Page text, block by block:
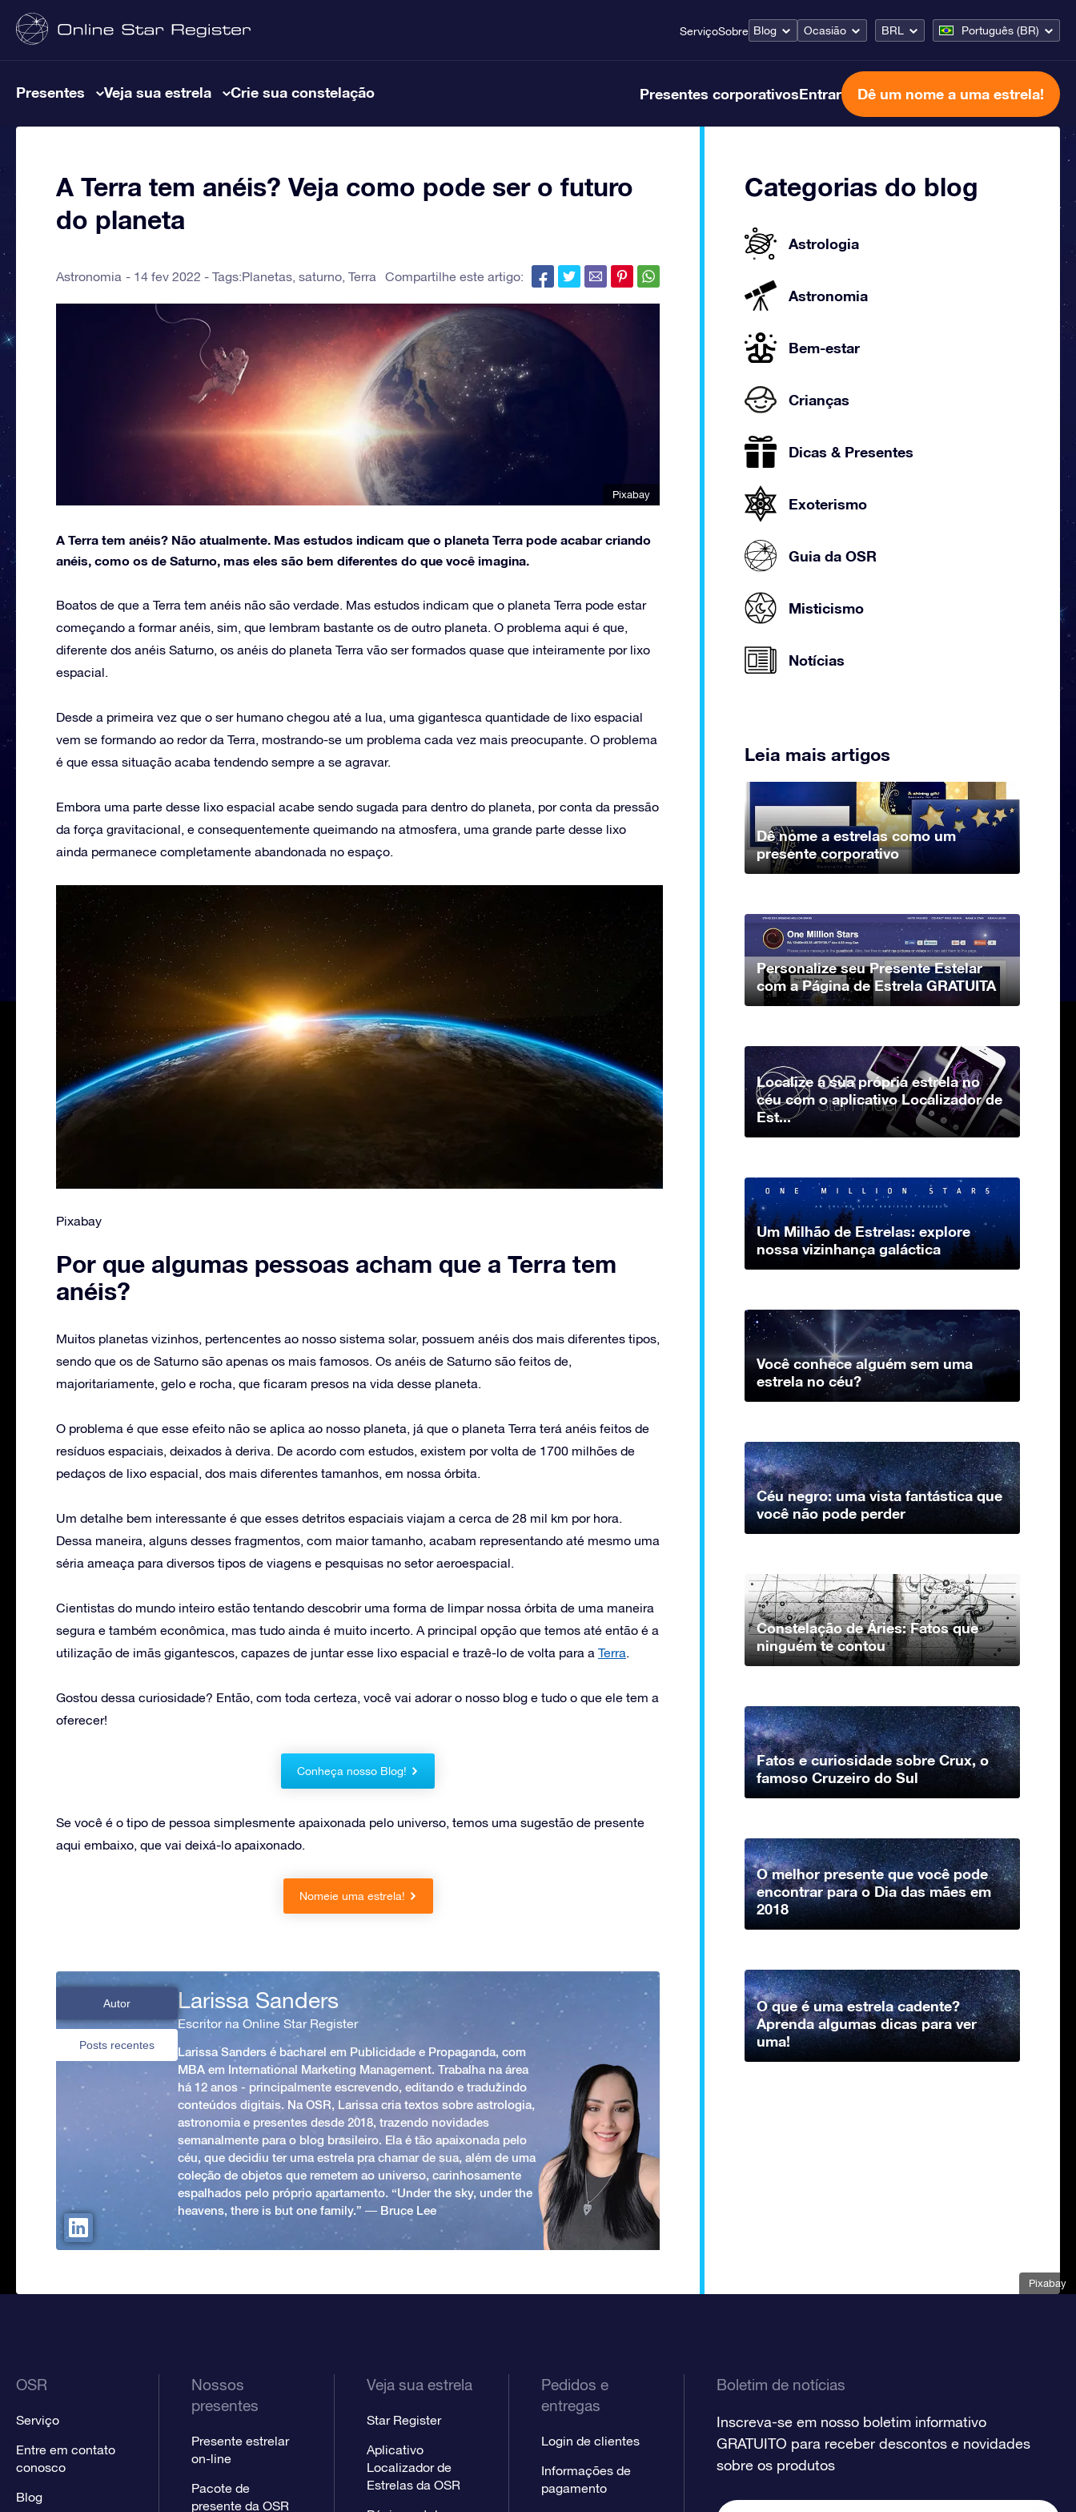
ServiçoSobre Blog Ocasião BRL Português (BR)
Presentes Veja sua estrela Crie sua constelação Presentes corporativosEntrar Dê um nome a uma estrela!
A Terra tem anéis? Veja como pode ser o futuro
do planeta
Astronomia 14 fev 2022 - Tags:Planetas, saturno, Terra Compartilhe este artigo:
Pixabay
A Terra tem anéis? Não atualmente. Mas estudos indicam que o planeta Terra pode acabar criando
anéis, como os de Saturno, mas eles são bem diferentes do que você imagina.
Boatos de que a Terra tem anéis não são verdade. Mas estudos indicam que o planeta Terra pode estar
começando a formar anéis, sim, que lembram bastante os de outro planeta. O problema aqui é que,
diferente dos anéis Saturno, os anéis do planeta Terra vão ser formados quase que inteiramente por lixo
espacial.
Desde a primeira vez que o ser humano chegou até a lua, uma gigantesca quantidade de lixo espacial
vem se formando ao redor da Terra, mostrando-se um problema cada vez mais preocupante. O problema
é que essa situação acaba tendendo sempre a se agravar.
Embora uma parte desse lixo espacial acabe sendo sugada para dentro do planeta, por conta da pressão
da força gravitacional, e consequentemente queimando na atmosfera, uma grande parte desse lixo
ainda permanece completamente abandonada no espaço.
Pixabay
Pixabay
Por que algumas pessoas acham que a Terra tem
anéis?
Muitos planetas vizinhos, pertencentes ao nosso sistema solar, possuem anéis dos mais diferentes tipos,
sendo que os de Saturno são apenas os mais famosos. Os anéis de Saturno são feitos de,
majoritariamente, gelo e rocha, que ficaram presos na vida desse planeta.
O problema é que esse efeito não se aplica ao nosso planeta, já que o planeta Terra terá anéis feitos de
resíduos espaciais, deixados à deriva. De acordo com estudos, existem por volta de 1700 milhões de
pedaços de lixo espacial, dos mais diferentes tamanhos, em nossa órbita.
Um detalhe bem interessante é que esses detritos espaciais viajam a cerca de 28 mil km por hora.
Dessa maneira, alguns desses fragmentos, com maior tamanho, acabam representando até mesmo uma
séria ameaça para diversos tipos de viagens e pesquisas no setor aeroespacial.
Cientistas do mundo inteiro estão tentando descobrir uma forma de limpar nossa órbita de uma maneira
segura e também econômica, mas tudo ainda é muito incerto. A principal opção que temos até então é a
utilização de imãs gigantescos, capazes de juntar esse lixo espacial e trazê-lo de volta para a Terra.
Gostou dessa curiosidade? Então, com toda certeza, você vai adorar o nosso blog e tudo o que ele tem a
oferecer!
Conheça nosso Blog!
Se você é o tipo de pessoa simplesmente apaixonada pelo universo, temos uma sugestão de presente
aqui embaixo, que vai deixá-lo apaixonado.
Nomeie uma estrela!
Autor
Posts recentes
Larissa Sanders
Escritor na Online Star Register
Larissa Sanders é bacharel em Publicidade e Propaganda, com
MBA em International Marketing Management. Trabalha na área
há 12 anos - principalmente escrevendo, editando e traduzindo
conteúdos digitais. Na OSR, Larissa cria textos sobre astrologia,
astronomia e presentes desde 2018, trazendo novidades
semanalmente para o blog brasileiro. Ela é tão apaixonada pelo
céu, que decidiu ter uma estrela pra chamar de sua, além de uma
coleção de objetos que remetem ao universo, carinhosamente
espalhados pelo próprio apartamento. “Under the sky, under the
heavens, there is but one family.” ― Bruce Lee
Categorias do blog
Astrologia
Astronomia
Bem-estar
Crianças
Dicas & Presentes
Exoterismo
Guia da OSR
Misticismo
Notícias
Leia mais artigos
Dê nome a estrelas como um
presente corporativo
Personalize seu Presente Estelar
com a Página de Estrela GRATUITA
Localize a sua própria estrela no
céu com o aplicativo Localizador de
Est...
Um Milhão de Estrelas: explore
nossa vizinhança galáctica
Você conhece alguém sem uma
estrela no céu?
Céu negro: uma vista fantástica que
você não pode perder
Constelação de Áries: Fatos que
ninguém te contou
Fatos e curiosidade sobre Crux, o
famoso Cruzeiro do Sul
O melhor presente que você pode
encontrar para o Dia das mães em
2018
O que é uma estrela cadente?
Aprenda algumas dicas para ver
uma!
OSR
Serviço
Entre em contato
conosco
Blog
Nossos
presentes
Presente estrelar
on-line
Pacote de
presente da OSR
Veja sua estrela
Star Register
Aplicativo
Localizador de
Estrelas da OSR
Pedidos e
entregas
Login de clientes
Informações de
pagamento
Boletim de notícias
Inscreva-se em nosso boletim informativo
GRATUITO para receber descontos e novidades
sobre os produtos